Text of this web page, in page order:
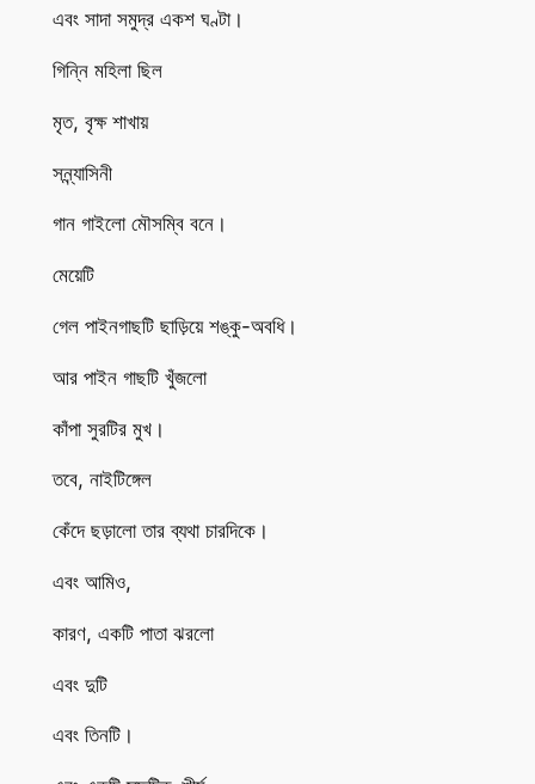
এবং সাদা সমুদ্র একশ ঘণ্টা।
গিন্নি মহিলা ছিল
মৃত, বৃক্ষ শাখায়
সন্ন্যাসিনী
গান গাইলো মৌসম্বি বনে।
মেয়েটি
গেল পাইনগাছটি ছাড়িয়ে শঙ্কু-অবধি।
আর পাইন গাছটি খুঁজলো
কাঁপা সুরটির মুখ।
তবে, নাইটিঙ্গেল
কেঁদে ছড়ালো তার ব্যথা চারদিকে।
এবং আমিও,
কারণ, একটি পাতা ঝরলো
এবং দুটি
এবং তিনটি।